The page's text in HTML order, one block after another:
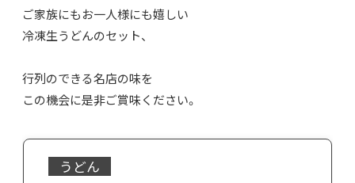
ご家族にもお一人様にも嬉しい
冷凍生うどんのセット、
行列のできる名店の味を
この機会に是非ご賞味ください。
うどん